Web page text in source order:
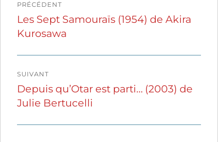
de
l’article
PRÉCÉDENT
Publication
précédente :
Les Sept Samouraïs (1954) de Akira
Kurosawa
SUIVANT
Publication
suivante :
Depuis qu’Otar est parti… (2003) de
Julie Bertucelli